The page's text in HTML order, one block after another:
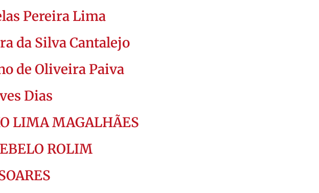
Pereira Lima
da Silva Cantalejo
de Oliveira Paiva
Dias
LIMA MAGALHÃES
ROLIM